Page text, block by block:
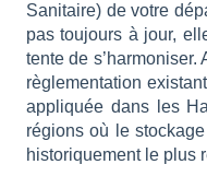
Sanitaire) de votre
pas toujours à jour,
tente de
règlementation
appliquée dans les
régions où le
historiquement le plus